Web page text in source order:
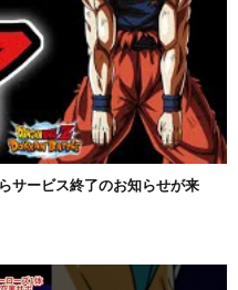
サービス終了のお知らせが来